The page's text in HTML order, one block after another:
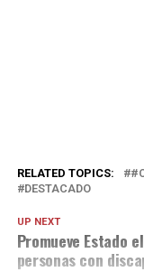
RELATED TOPICS:
DESTACADO
UP NEXT
Promueve Estado
personas con